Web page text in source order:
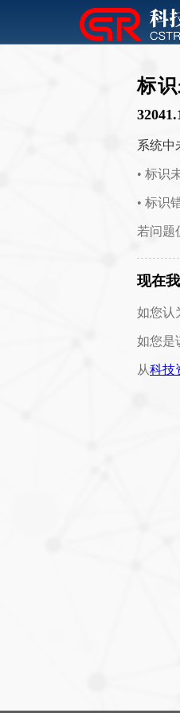
标识
系统中
• 标识
• 标识
若问题
现在
如您认
如您是
从科技